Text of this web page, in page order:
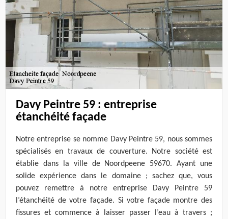
Davy Peintre 59 : entreprise
étanchéité façade
Notre entreprise se nomme Davy Peintre 59, nous sommes
spécialisés en travaux de couverture. Notre société est
établie dans la ville de Noordpeene 59670. Ayant une
solide expérience dans le domaine ; sachez que, vous
pouvez remettre à notre entreprise Davy Peintre 59
l’étanchéité de votre façade. Si votre façade montre des
fissures et commence à laisser passer l’eau à travers ;